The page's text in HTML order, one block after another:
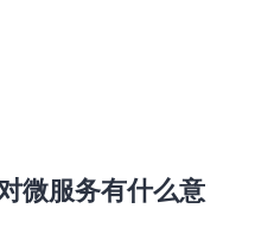
微服务有什么意